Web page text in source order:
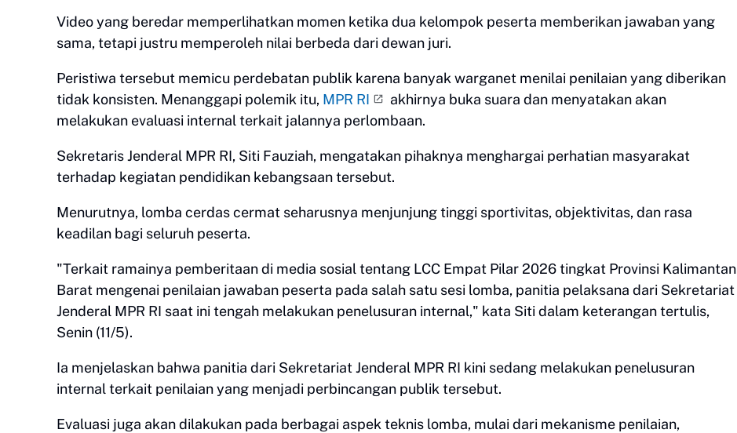
Video yang beredar memperlihatkan momen ketika dua kelompok peserta memberikan jawaban yang
sama, tetapi justru memperoleh nilai berbeda dari dewan juri.
Peristiwa tersebut memicu perdebatan publik karena banyak warganet menilai penilaian yang diberikan
tidak konsisten. Menanggapi polemik itu, MPR RI
akhirnya buka suara dan menyatakan akan
melakukan evaluasi internal terkait jalannya perlombaan.
Sekretaris Jenderal MPR RI, Siti Fauziah, mengatakan pihaknya menghargai perhatian masyarakat
terhadap kegiatan pendidikan kebangsaan tersebut.
Menurutnya, lomba cerdas cermat seharusnya menjunjung tinggi sportivitas, objektivitas, dan rasa
keadilan bagi seluruh peserta.
"Terkait ramainya pemberitaan di media sosial tentang LCC Empat Pilar 2026 tingkat Provinsi Kalimantan
Barat mengenai penilaian jawaban peserta pada salah satu sesi lomba, panitia pelaksana dari Sekretariat
Jenderal MPR RI saat ini tengah melakukan penelusuran internal," kata Siti dalam keterangan tertulis,
Senin (11/5).
Ia menjelaskan bahwa panitia dari Sekretariat Jenderal MPR RI kini sedang melakukan penelusuran
internal terkait penilaian yang menjadi perbincangan publik tersebut.
Evaluasi juga akan dilakukan pada berbagai aspek teknis lomba, mulai dari mekanisme penilaian,